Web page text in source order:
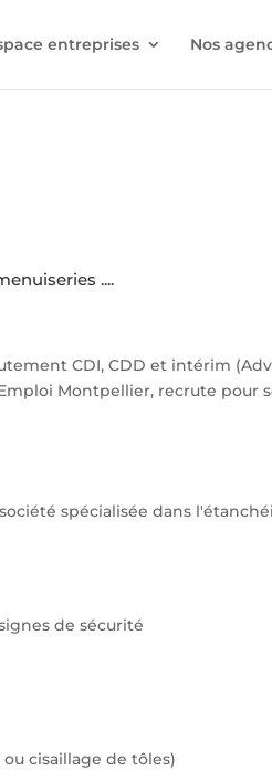
entreprises Nos
....
CDI, CDD et intérim
Montpellier, recrute
spécialisée dans
de sécurité
cisaillage de tôles)